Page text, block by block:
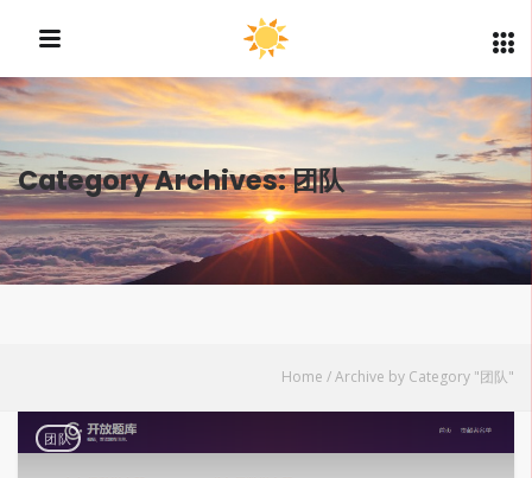
Category Archives: 团队
Home /Archive by Category "团队"
团队